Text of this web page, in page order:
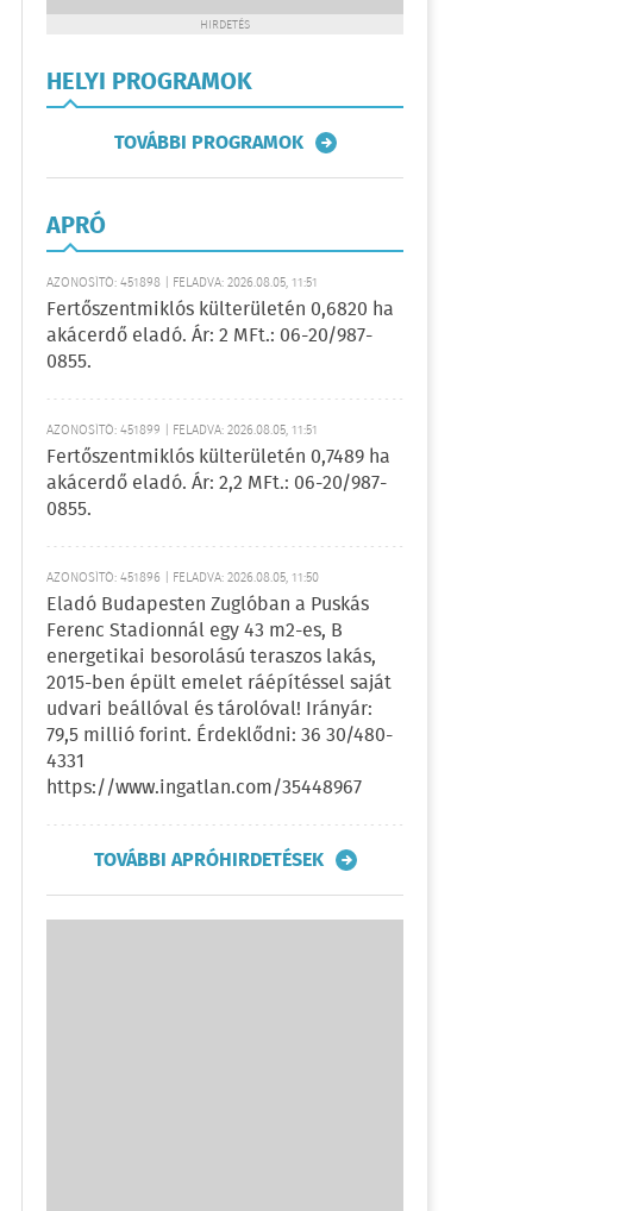
HIRDETÉS
HELYI PROGRAMOK
TOVÁBBI PROGRAMOK
APRÓ
AZONOSÍTÓ: 451898 | FELADVA: 2026.08.05, 11:51
Fertőszentmiklós külterületén 0,6820 ha
akácerdő eladó. Ár: 2 MFt.: 06-20/987-
0855.
AZONOSÍTÓ: 451899 | FELADVA: 2026.08.05, 11:51
Fertőszentmiklós külterületén 0,7489 ha
akácerdő eladó. Ár: 2,2 MFt.: 06-20/987-
0855.
AZONOSÍTÓ: 451896 | FELADVA: 2026.08.05, 11:50
Eladó Budapesten Zuglóban a Puskás
Ferenc Stadionnál egy 43 m2-es, B
energetikai besorolású teraszos lakás,
2015-ben épült emelet ráépítéssel saját
udvari beállóval és tárolóval! Irányár:
79,5 millió forint. Érdeklődni: 36 30/480-
4331
https://www.ingatlan.com/35448967
TOVÁBBI APRÓHIRDETÉSEK